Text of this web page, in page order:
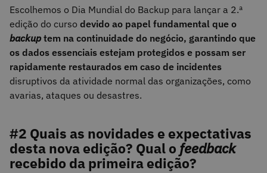
Escolhemos o Dia Mundial do Backup para lançar a 2.ª
edição do curso devido ao papel fundamental que o
backup tem na continuidade do negócio, garantindo que
os dados essenciais estejam protegidos e possam ser
rapidamente restaurados em caso de incidentes
disruptivos da atividade normal das organizações, como
avarias, ataques ou desastres.
#2 Quais as novidades e expectativas
desta nova edição? Qual o feedback
recebido da primeira edição?